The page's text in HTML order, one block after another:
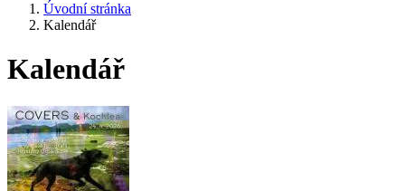
Úvodní stránka
Kalendář
Kalendář